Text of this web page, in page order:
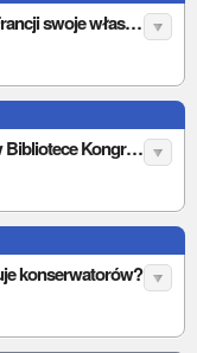
Dziewica Orleańska dostanie we Francji swoje własne muzeum
Otwarcie Archiwum Rosy Parks w Bibliotece Kongresu USA
konserwatorów?